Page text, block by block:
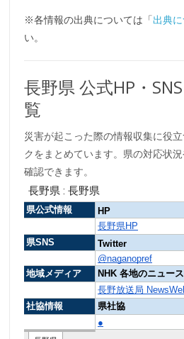
※各情報の出典については「出典
い。
長野県 公式HP・
覧
災害が起こった際の情報収集に役
クをまとめています。県の対応状
確認できます。